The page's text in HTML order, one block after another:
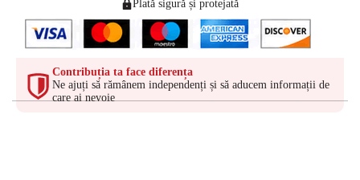
Plată sigură și protejată
Contribuția ta face diferența
Ne ajuți să rămânem independenți și să aducem informații de
care ai nevoie